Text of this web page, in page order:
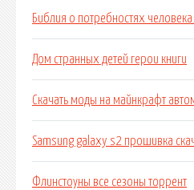
Библия о потребностях
Дом странных детей герои книги
Скачать моды на майнкрафт
Samsung galaxy s2 прошивка
Флинстоуны все сезоны торрент